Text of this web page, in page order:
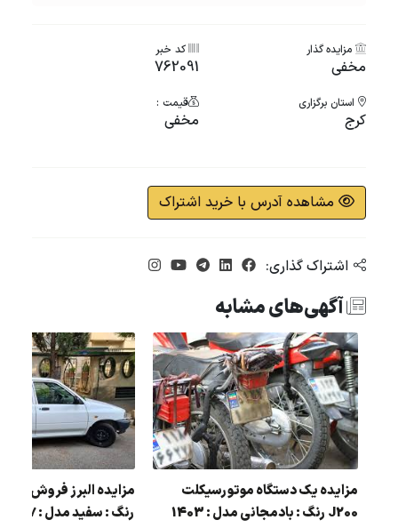
مزایده گذار
مخفی
کد خبر
762091
استان برگزاری
کرج
قیمت :
مخفی
مشاهده آدرس با خرید اشتراک
اشتراک گذاری:
آگهی‌های مشابه
رنگ : سفید مدل : 97
مزایده یک دستگاه موتورسیکلت
J200 رنگ : بادمجانی مدل : 1403